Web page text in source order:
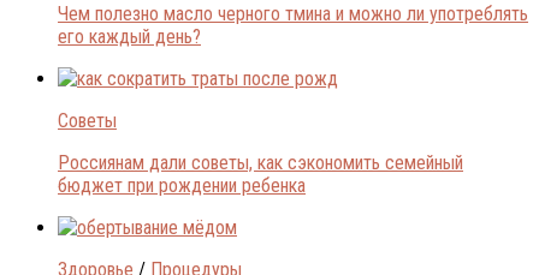
Чем полезно масло черного тмина и можно ли употреблять
его каждый день?
Советы
Россиянам дали советы, как сэкономить семейный
бюджет при рождении ребенка
Здоровье / Процедуры